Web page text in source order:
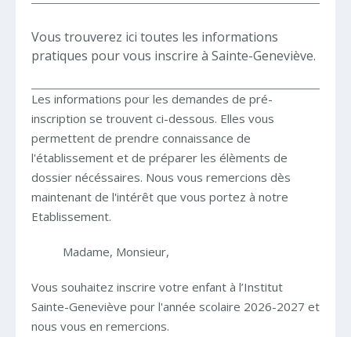
Vous trouverez ici toutes les informations
pratiques pour vous inscrire à Sainte-Geneviève.
Les informations pour les demandes de pré-
inscription se trouvent ci-dessous. Elles vous
permettent de prendre connaissance de
l'établissement et de préparer les élèments de
dossier nécéssaires. Nous vous remercions dès
maintenant de l'intérêt que vous portez à notre
Etablissement.
Madame, Monsieur,
Vous souhaitez inscrire votre enfant à l’Institut
Sainte-Geneviève pour l'année scolaire 2026-2027 et
nous vous en remercions.